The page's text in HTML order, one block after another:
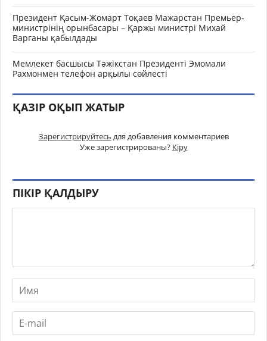
Президент Қасым-Жомарт Тоқаев Мажарстан Премьер-
министрінің орынбасары – Қаржы министрі Михай
Варганы қабылдады
Мемлекет басшысы Тәжікстан Президенті Эмомали
Рахмонмен телефон арқылы сөйлесті
ҚАЗІР ОҚЫП ЖАТЫР
Зарегистрируйтесь для добавления комментариев
Уже зарегистрированы? Кіру
ПІКІР ҚАЛДЫРУ